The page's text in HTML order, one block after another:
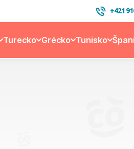
+421
Turecko Grécko Tunisko